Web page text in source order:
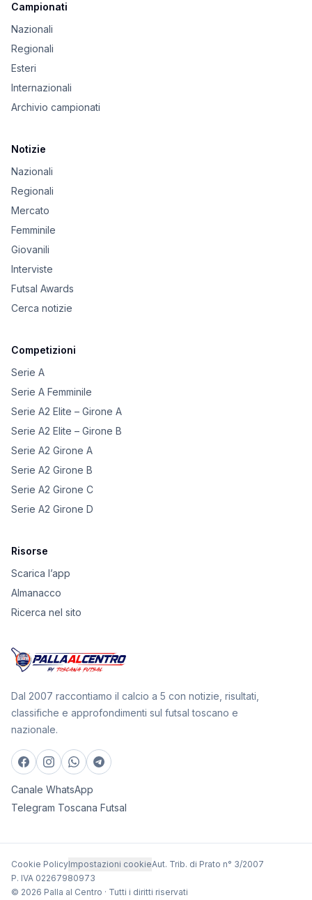
Campionati
Nazionali
Regionali
Esteri
Internazionali
Archivio campionati
Notizie
Nazionali
Regionali
Mercato
Femminile
Giovanili
Interviste
Futsal Awards
Cerca notizie
Competizioni
Serie A
Serie A Femminile
Serie A2 Elite – Girone A
Serie A2 Elite – Girone B
Serie A2 Girone A
Serie A2 Girone B
Serie A2 Girone C
Serie A2 Girone D
Risorse
Scarica l’app
Almanacco
Ricerca nel sito
Dal 2007 raccontiamo il calcio a 5 con notizie, risultati,
classifiche e approfondimenti sul futsal toscano e
nazionale.
Canale WhatsApp
Telegram Toscana Futsal
Cookie PolicyImpostazioni cookieAut. Trib. di Prato n° 3/2007
P. IVA 02267980973
© 2026 Palla al Centro · Tutti i diritti riservati